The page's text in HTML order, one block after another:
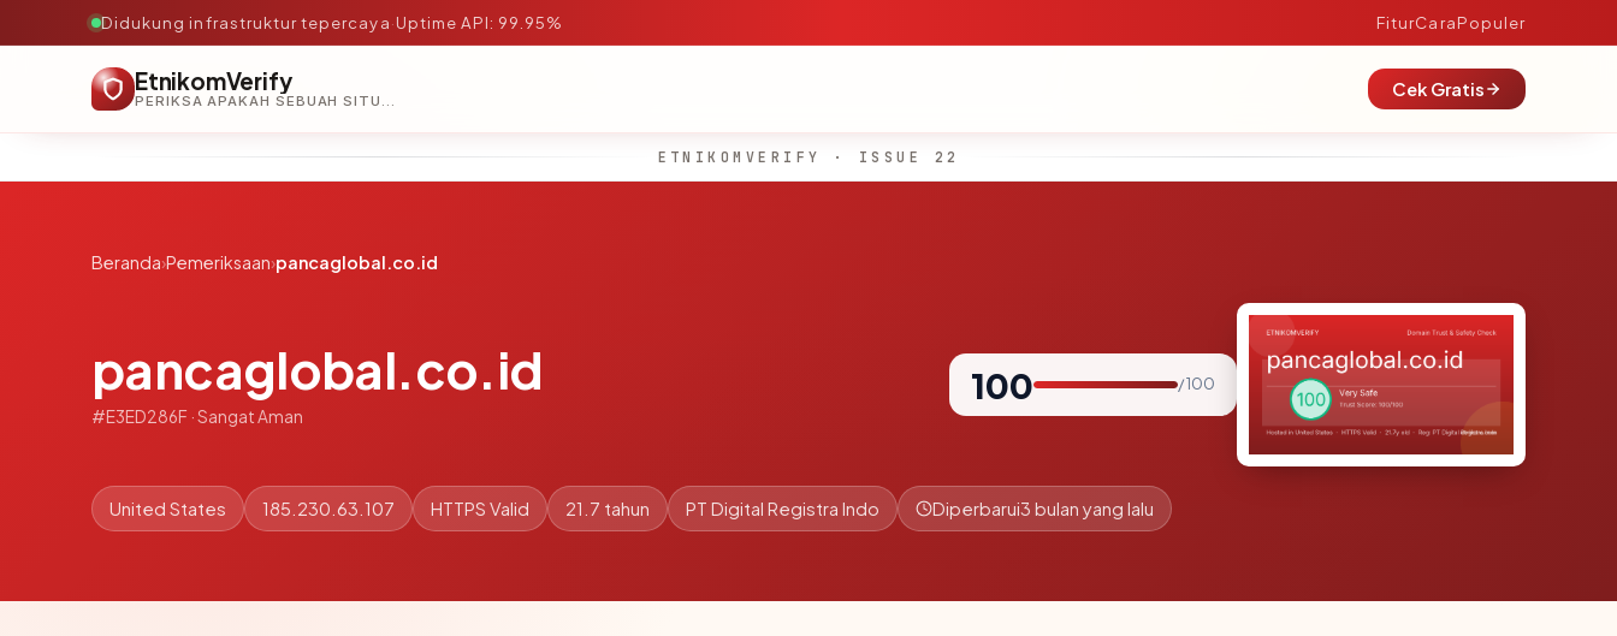
Didukung infrastruktur tepercaya·Uptime API: 99.95% FiturCaraPopuler
EtnikomVerify
PERIKSA APAKAH SEBUAH SITUS AMAN, TEPERCAYA, DAN TERVERIFIKASI DALAM HITUNGAN DETIK.
Cek Gratis
ETNIKOMVERIFY · ISSUE 22
Beranda›Pemeriksaan›pancaglobal.co.id
pancaglobal.co.id
#E3ED286F · Sangat Aman
100 / 100
United States 185.230.63.107 HTTPS Valid 21.7 tahun PT Digital Registra Indo Diperbarui3 bulan yang lalu